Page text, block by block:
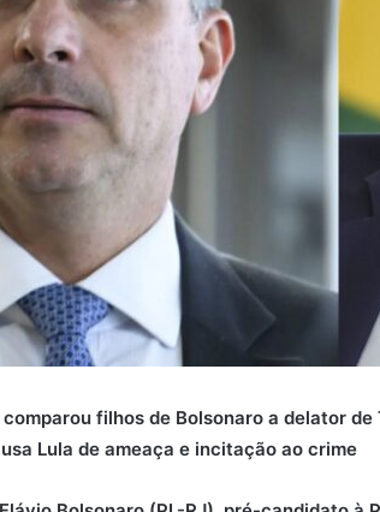
filhos de Bolsonaro a delator
Lula de ameaça e incitação ao crime